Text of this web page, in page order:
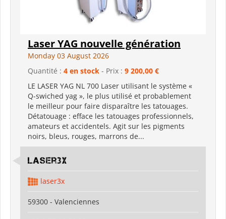
Laser YAG nouvelle génération
Monday 03 August 2026
Quantité : 4 en stock - Prix : 9 200,00 €
LE LASER YAG NL 700 Laser utilisant le système «
Q-swiched yag », le plus utilisé et probablement
le meilleur pour faire disparaître les tatouages.
Détatouage : efface les tatouages professionnels,
amateurs et accidentels. Agit sur les pigments
noirs, bleus, rouges, marrons de...
Laser3x
laser3x
59300 - Valenciennes